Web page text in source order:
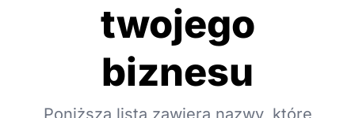
twojego
biznesu
Poniższa lista zawiera nazwy, które